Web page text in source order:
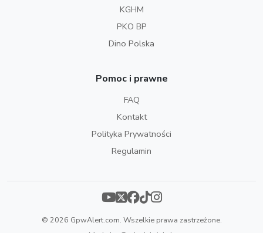
KGHM
PKO BP
Dino Polska
Pomoc i prawne
FAQ
Kontakt
Polityka Prywatności
Regulamin
© 2026 GpwAlert.com. Wszelkie prawa zastrzeżone.